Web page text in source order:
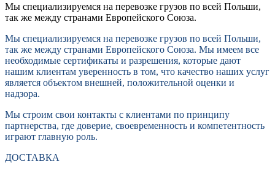
Мы специализируемся на перевозке грузов по всей Польши,
так же между странами Европейского Союза.
Мы специализируемся на перевозке грузов по всей Польши,
так же между странами Европейского Союза. Мы имеем все
необходимые сертификаты и разрешения, которые дают
нашим клиентам уверенность в том, что качество наших услуг
является объектом внешней, положительной оценки и
надзора.
Мы строим свои контакты с клиентами по принципу
партнерства, где доверие, своевременность и компетентность
играют главную роль.
ДОСТАВКА